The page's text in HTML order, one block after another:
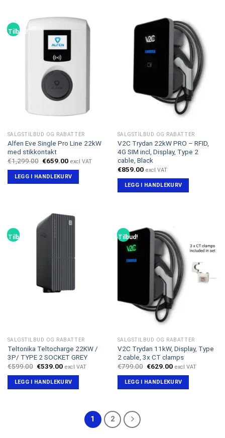
Tilbud!
SALGSTILBUD OG RABATTER
Alfen Eve Single Pro Line 22kW
med stikkontakt
€1,299.00 Opprinnelig
var:
€1,299.00.
€659.00Nåværende
er:
€659.00.
excl VAT
LEGG I HANDLEKURV
SALGSTILBUD OG RABATTER
V2C Trydan 22kW PRO – RFID,
4G SIM incl, Display, Type 2
cable, Black
€859.00 excl VAT
LEGG I HANDLEKURV
Tilbud!
SALGSTILBUD OG RABATTER
Teltonika Teltocharge 22KW /
3P/ TYPE 2 SOCKET GREY
€599.00 Opprinnelig
var:
€599.00.
€539.00Nåværende
er:
€539.00.
excl VAT
LEGG I HANDLEKURV
Tilbud!
SALGSTILBUD OG RABATTER
V2C Trydan 11kW, Display, Type
2 cable, 3x CT clamps
€799.00 Opprinnelig
var:
€799.00.
€629.00Nåværende
er:
€629.00.
excl VAT
LEGG I HANDLEKURV
1 2